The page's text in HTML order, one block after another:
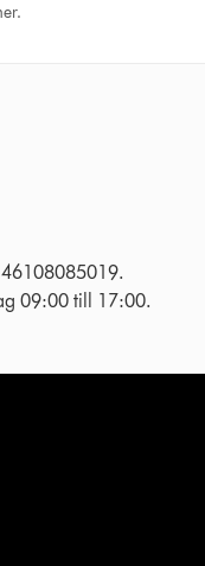
09:00 till 17:00.